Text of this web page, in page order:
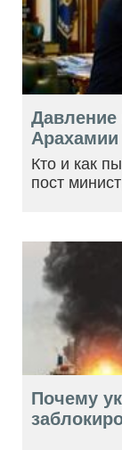
Давление
Арахамии
Кто и как
пост
Почему